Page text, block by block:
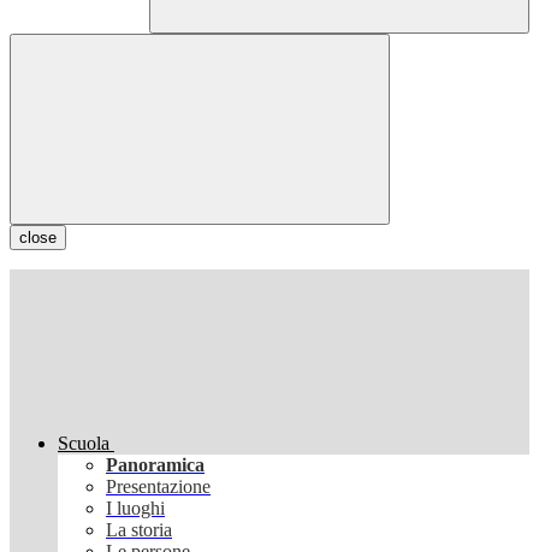
close
Scuola
Panoramica
Presentazione
I luoghi
La storia